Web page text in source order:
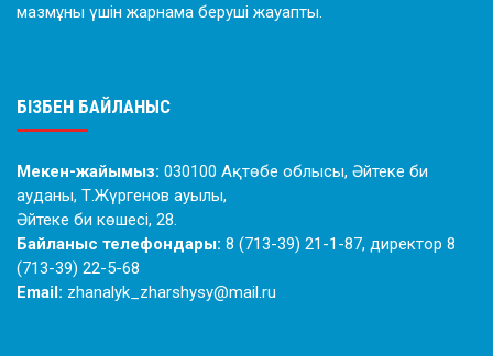
мазмұны үшін жарнама беруші жауапты.
БІЗБЕН БАЙЛАНЫС
Мекен-жайымыз: 030100 Ақтөбе облысы, Әйтеке би
ауданы, Т.Жүргенов ауылы,
Әйтеке би көшесі, 28.
Байланыс телефондары: 8 (713-39) 21-1-87, директор 8
(713-39) 22-5-68
Email: zhanalyk_zharshysy@mail.ru